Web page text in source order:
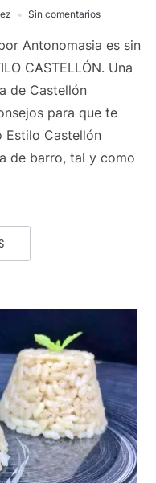
Sin comentarios
Antonomasia es sin
CASTELLÓN. Una
de Castellón
para que te
Estilo Castellón
de barro, tal y como